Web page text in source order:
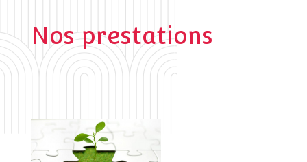
Nos prestations